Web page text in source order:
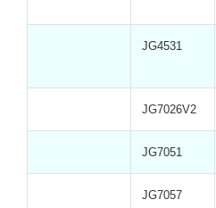
JG4531
JG7026V2
JG7051
JG7057